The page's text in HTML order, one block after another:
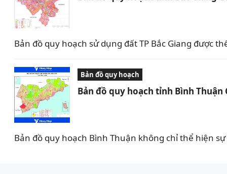
Bản đồ quy hoạch sử dụng đất TP Bắc Giang được
Bản đồ quy hoạch
Bản đồ quy hoạch tỉnh Bình Thuận
Bản đồ quy hoạch Bình Thuận không chỉ thể hiện